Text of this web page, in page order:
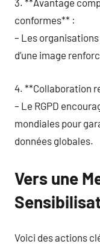
3. **Avantage
conformes** :
– Les
d’une image
4. **Collaboration
– Le RGPD
mondiales pour
données globales.
Vers une
Voici des actions